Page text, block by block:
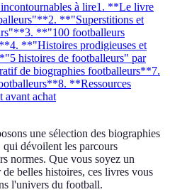
à lire1. **Le livre
2. **"Superstitions et
3. **"100 footballeurs
4. **"Histoires prodigieuses et
histoires de footballeurs" par
de biographies footballeurs**7.
8. **Ressources
avant achat
une sélection des biographies
dévoilent les parcours
normes. Que vous soyez un
belles histoires, ces livres vous
l'univers du football.